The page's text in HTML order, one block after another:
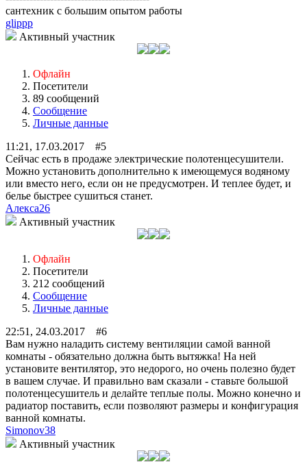
сантехник с большим опытом работы
glippp
Активный участник
Офлайн
Посетители
89 сообщений
Сообщение
Личные данные
11:21, 17.03.2017 #5
Сейчас есть в продаже электрические полотенцесушители.
Можно установить дополнительно к имеющемуся водяному
или вместо него, если он не предусмотрен. И теплее будет, и
белье быстрее сушиться станет.
Алекса26
Активный участник
Офлайн
Посетители
212 сообщений
Сообщение
Личные данные
22:51, 24.03.2017 #6
Вам нужно наладить систему вентиляции самой ванной
комнаты - обязательно должна быть вытяжка! На ней
установите вентилятор, это недорого, но очень полезно будет
в вашем случае. И правильно вам сказали - ставьте большой
полотенцесушитель и делайте теплые полы. Можно конечно и
радиатор поставить, если позволяют размеры и конфигурация
ванной комнаты.
Simonov38
Активный участник